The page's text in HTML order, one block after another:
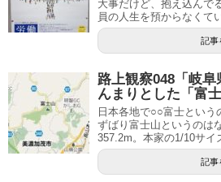
大事だけど、抱え込んで
員の人生を預からなくて
記事
路上観察048「岐
んまりとした「富
日本各地で○○富士という
ずばり富士山というのは
357.2m。本家の1/10サイ
記事